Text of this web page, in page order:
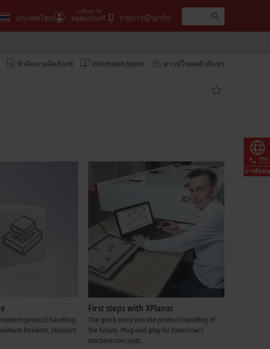
ประเทศไทย myBeckhoff
ลงชื่อเข้าใช้
รายการบุ๊กมาร์ก
ตัวค้นหาผลิตภัณฑ์ Information System ดาวน์โหลดตัวค้นหา
การติดต่อ
product handling.
freedom, constant
First steps with XPlanar
The quick entry into the product handling of
the future. Plug-and-play for tomorrow's
machine concepts.